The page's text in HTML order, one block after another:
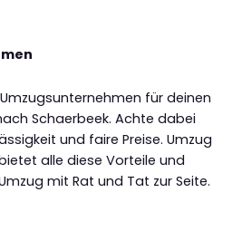
für deinen
Schaerbeek. Achte dabei
und faire Preise. Umzug
alle diese Vorteile und
mit Rat und Tat zur Seite.